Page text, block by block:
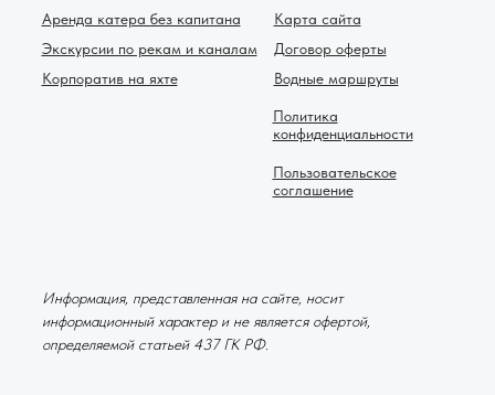
Аренда катера без капитана
Экскурсии по рекам и каналам
Корпоратив на яхте
Пользовательское
соглашение
Политика
конфиденциальности
Договор оферты
Водные маршруты
Карта сайта
Информация, представленная на сайте, носит
информационный характер и не является офертой,
определяемой статьей 437 ГК РФ.